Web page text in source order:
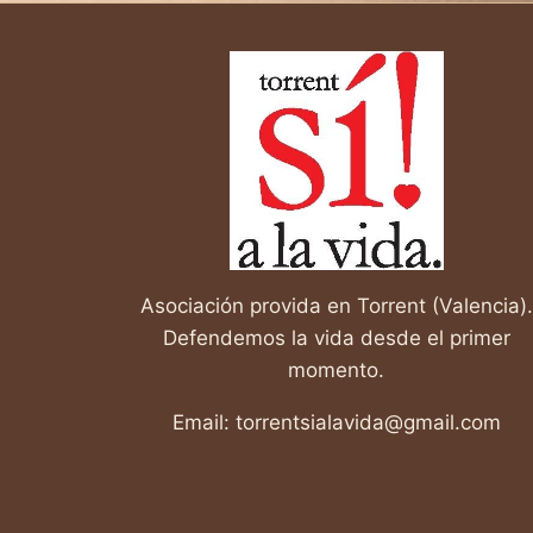
Asociación provida en Torrent (Valencia).
Defendemos la vida desde el primer
momento.
Email: torrentsialavida@gmail.com